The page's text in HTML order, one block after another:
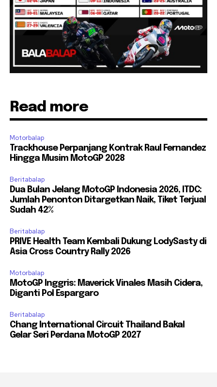
Read more
Motorbalap
Trackhouse Perpanjang Kontrak Raul Fernandez
Hingga Musim MotoGP 2028
Beritabalap
Dua Bulan Jelang MotoGP Indonesia 2026, ITDC:
Jumlah Penonton Ditargetkan Naik, Tiket Terjual
Sudah 42%
Beritabalap
PRIVE Health Team Kembali Dukung LodySasty di
Asia Cross Country Rally 2026
Motorbalap
MotoGP Inggris: Maverick Vinales Masih Cidera,
Diganti Pol Espargaro
Beritabalap
Chang International Circuit Thailand Bakal
Gelar Seri Perdana MotoGP 2027